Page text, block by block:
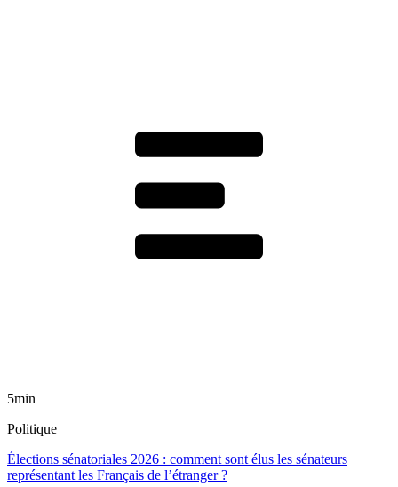
5min
Politique
Élections sénatoriales 2026 : comment sont élus les sénateurs
représentant les Français de l’étranger ?